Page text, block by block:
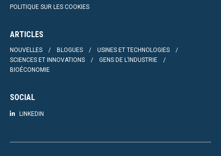
POLITIQUE SUR LES COOKIES
ARTICLES
NOUVELLES BLOGUES
USINES ET TECHNOLOGIES
SCIENCES ET INNOVATIONS
GENS DE L’INDUSTRIE
BIOÉCONOMIE
SOCIAL
LINKEDIN